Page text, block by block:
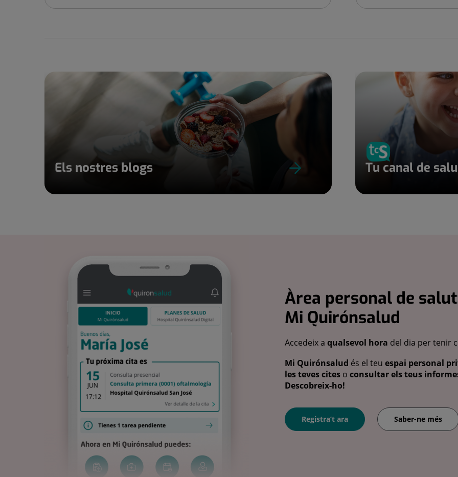
Els nostres blogs Tu canal de
Àrea personal de
Mi Quirónsalud
Accedeix a qualsevol hora del dia per tenir
Mi Quirónsalud és el teu espai personal
les teves cites o consultar els teus
Descobreix-ho!
Registra’t ara Saber-ne més